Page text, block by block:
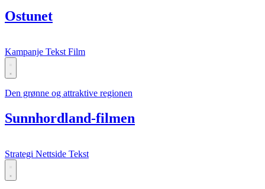
Ostunet
Kampanje Tekst Film
Den grønne og attraktive regionen
Sunnhordland-filmen
Strategi Nettside Tekst